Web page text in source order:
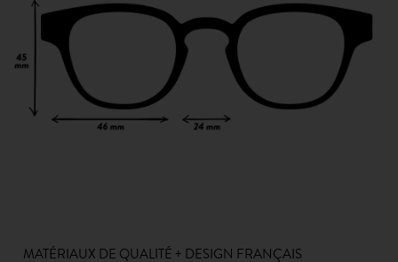
MATÉRIAUX DE QUALITÉ + DESIGN FRANÇAIS